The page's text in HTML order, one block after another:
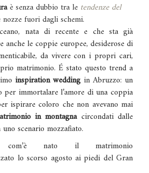
è senza dubbio tra le tendenze del
fuori dagli schemi.
nata di recente e che sta già
anche le coppie europee, desiderose di
da vivere con i propri cari,
matrimonio. É stato questo trend a
inspiration weddingin Abruzzo: un
immortalare l’amore di una coppia
ispirare coloro che non avevano mai
in montagnacircondati dalle
scenario mozzafiato.
nato il matrimonio
lo scorso agosto ai piedi del Gran